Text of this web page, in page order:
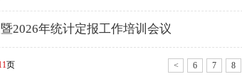
2026年统计定报工作培训会议
页 < 6 7 8